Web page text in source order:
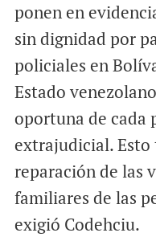
ponen en
sin dignidad por
policiales en
Estado
oportuna de cada
extrajudicial.
reparación de las
familiares de las
exigió Codehciu.